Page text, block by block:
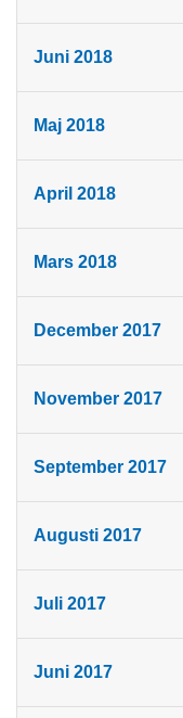
Juni 2018
Maj 2018
April 2018
Mars 2018
December 2017
November 2017
September 2017
Augusti 2017
Juli 2017
Juni 2017